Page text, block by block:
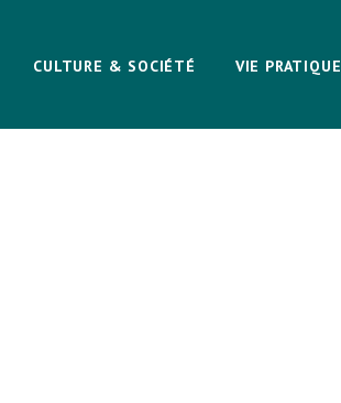
CULTURE & SOCIÉTÉ VIE PRATIQUE